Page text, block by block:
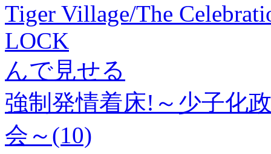
Tiger Village/The
LOCK
んで見せる
強制発情着床!～少子化
会～(10)